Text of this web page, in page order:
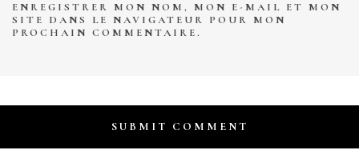
ENREGISTRER MON NOM, MON E-MAIL ET MON
SITE DANS LE NAVIGATEUR POUR MON
PROCHAIN COMMENTAIRE.